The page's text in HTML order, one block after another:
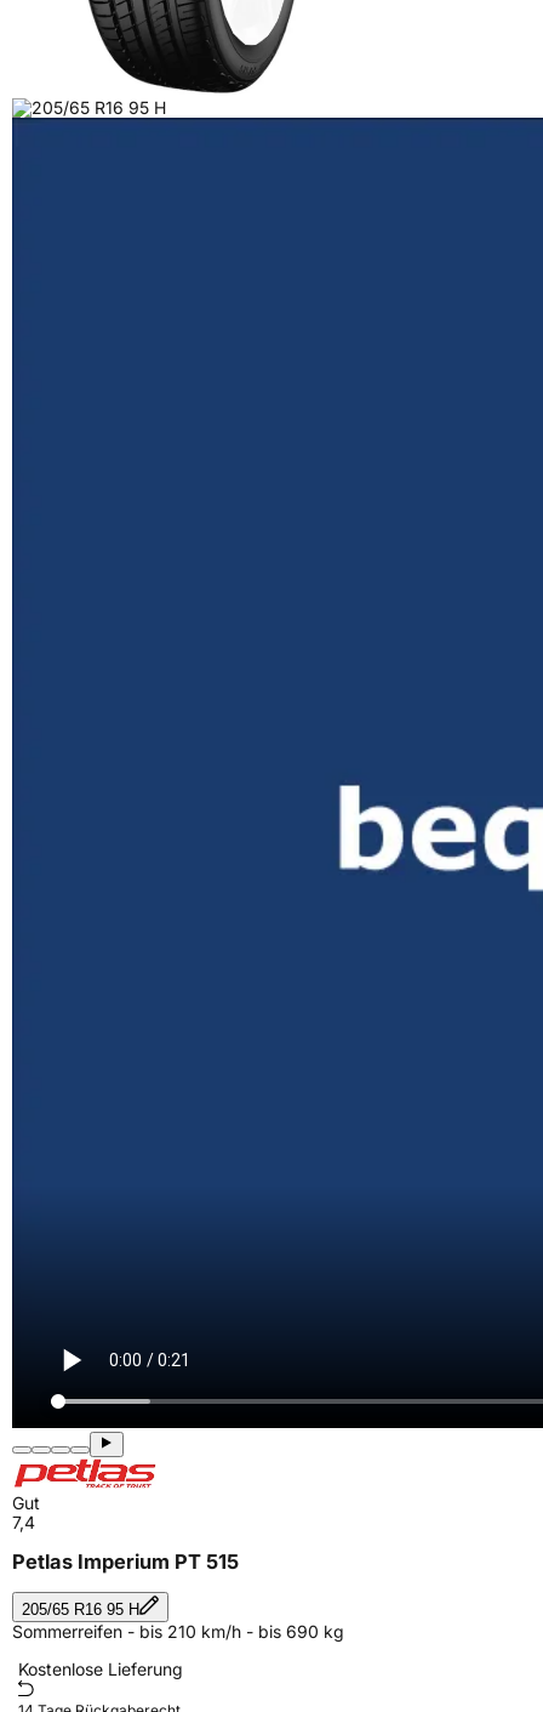
Gut
7,4
Petlas Imperium PT 515
205/65 R16 95 H
Sommerreifen - bis 210 km/h - bis 690 kg
Kostenlose Lieferung